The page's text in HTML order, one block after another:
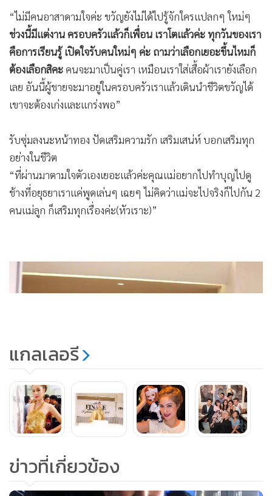
“ไม่มีคนอาสาดามใจค่ะ ขวัญยังไม่ได้ไปรู้จักใครแปลกๆ ใหม่ๆ
ช่วงนี้มีแต่งาน ครอบครัวแล้วก็เพื่อน เราโตแล้วค่ะ ทุกวันของเรา
คือการเรียนรู้ เปิดใจรับคนใหม่ๆ ค่ะ ถามว่าเลือกเยอะขึ้นไหมก็
ต้องเลือกสิคะคนจะมาเป็นคู่เรา เหมือนเราใส่เสื้อผ้าเรายังเลือก
เลย อันนี้ผู้ชายจะมาอยู่ในครอบครัวเราแล้วเดินนำชีวิตขวัญได้
เขาจะต้องเก่งและแกร่งพอ”
รับซุ่มลงนะหน้าทอง ปัดเสริมความรัก เสริมเสน่ห์ บอกเสริมทุก
อย่างในชีวิต
“ที่ผ่านมาตามใจตัวเองเยอะแล้วค่ะคุณแม่อยากไปทำบุญไปดู
ช้างที่อยุธยาเราแค่พูดเล่นๆ เฉยๆ ไม่คิดว่าแม่จะไปจริงก็ไปกัน 2
คนแม่ลูก ก็เสริมทุกเรื่องค่ะ(หัวเราะ)”
แกลเลอรี
ข่าวที่เกี่ยวข้อง